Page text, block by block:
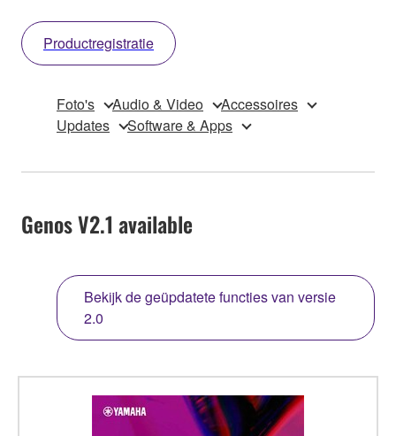
Productregistratie
Foto's Audio & Video
Accessoires
Updates
Software & Apps
Genos V2.1 available
Bekijk de geüpdatete functies van versie
2.0